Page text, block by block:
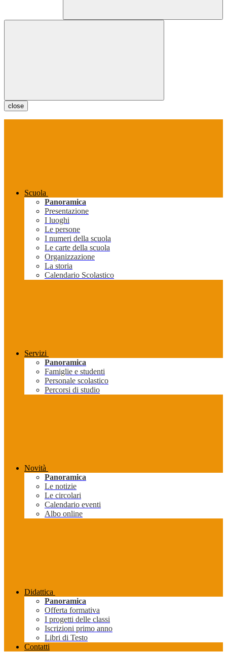
close
Scuola
Panoramica
Presentazione
I luoghi
Le persone
I numeri della scuola
Le carte della scuola
Organizzazione
La storia
Calendario Scolastico
Servizi
Panoramica
Famiglie e studenti
Personale scolastico
Percorsi di studio
Novità
Panoramica
Le notizie
Le circolari
Calendario eventi
Albo online
Didattica
Panoramica
Offerta formativa
I progetti delle classi
Iscrizioni primo anno
Libri di Testo
Contatti